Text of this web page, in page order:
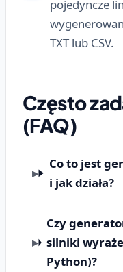
pojedyncze
TXT lub CSV.
Często
(FAQ)
Co to jest
i jak działa?
Czy
silniki
Python)?